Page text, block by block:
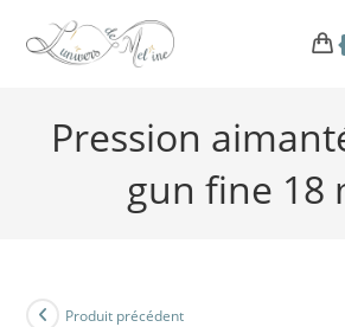
Pression
gun fine 18
Produit précédent